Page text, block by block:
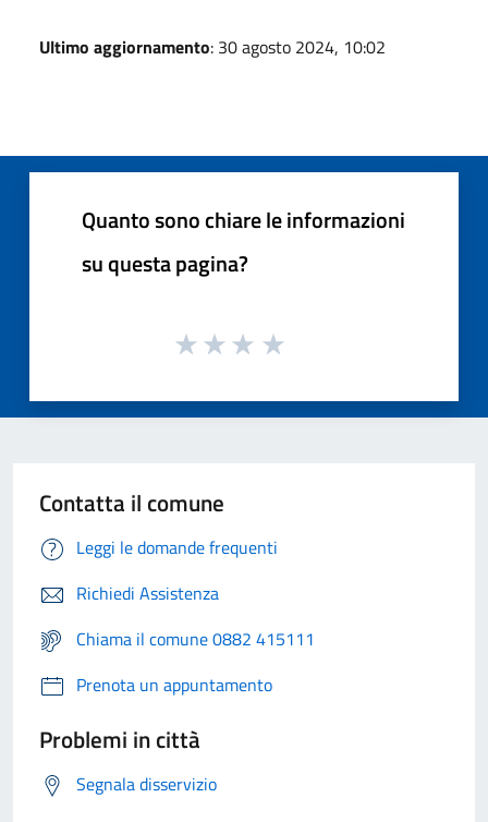
Ultimo aggiornamento: 30 agosto 2024, 10:02
Quanto sono chiare le informazioni
su questa pagina?
Contatta il comune
Leggi le domande frequenti
Richiedi Assistenza
Chiama il comune 0882 415111
Prenota un appuntamento
Problemi in città
Segnala disservizio